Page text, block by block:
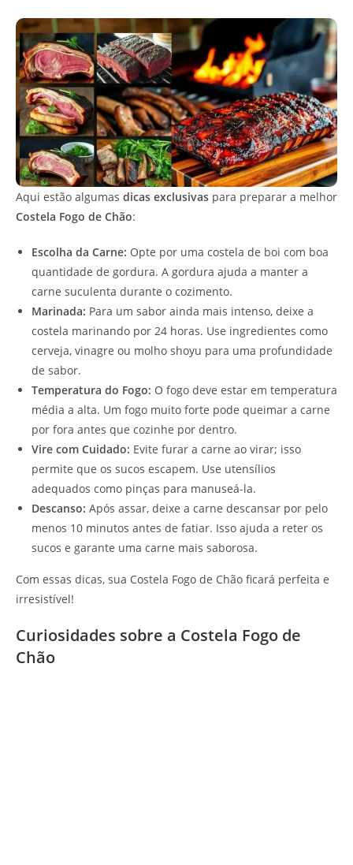
Aqui estão algumas dicas exclusivas para preparar a melhor
Costela Fogo de Chão:
Escolha da Carne: Opte por uma costela de boi com boa
quantidade de gordura. A gordura ajuda a manter a
carne suculenta durante o cozimento.
Marinada: Para um sabor ainda mais intenso, deixe a
costela marinando por 24 horas. Use ingredientes como
cerveja, vinagre ou molho shoyu para uma profundidade
de sabor.
Temperatura do Fogo: O fogo deve estar em temperatura
média a alta. Um fogo muito forte pode queimar a carne
por fora antes que cozinhe por dentro.
Vire com Cuidado: Evite furar a carne ao virar; isso
permite que os sucos escapem. Use utensílios
adequados como pinças para manuseá-la.
Descanso: Após assar, deixe a carne descansar por pelo
menos 10 minutos antes de fatiar. Isso ajuda a reter os
sucos e garante uma carne mais saborosa.
Com essas dicas, sua Costela Fogo de Chão ficará perfeita e
irresistível!
Curiosidades sobre a Costela Fogo de
Chão